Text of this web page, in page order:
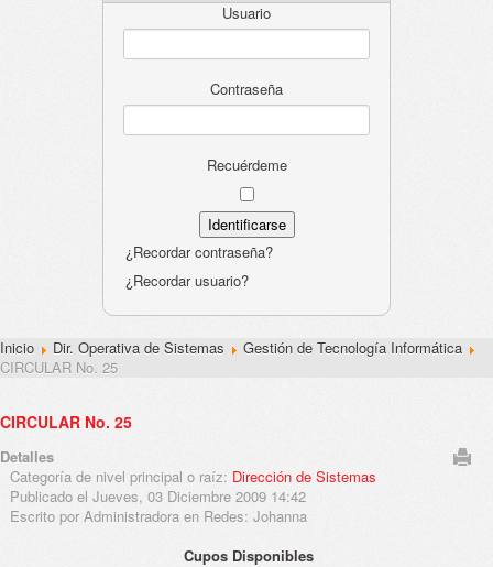
Usuario
Contraseña
Recuérdeme
¿Recordar contraseña?
¿Recordar usuario?
Inicio Dir. Operativa de Sistemas
Gestión de Tecnología Informática
CIRCULAR No. 25
CIRCULAR No. 25
Detalles
Categoría de nivel principal o raíz: Dirección de Sistemas
Publicado el Jueves, 03 Diciembre 2009 14:42
Escrito por Administradora en Redes: Johanna
Cupos Disponibles